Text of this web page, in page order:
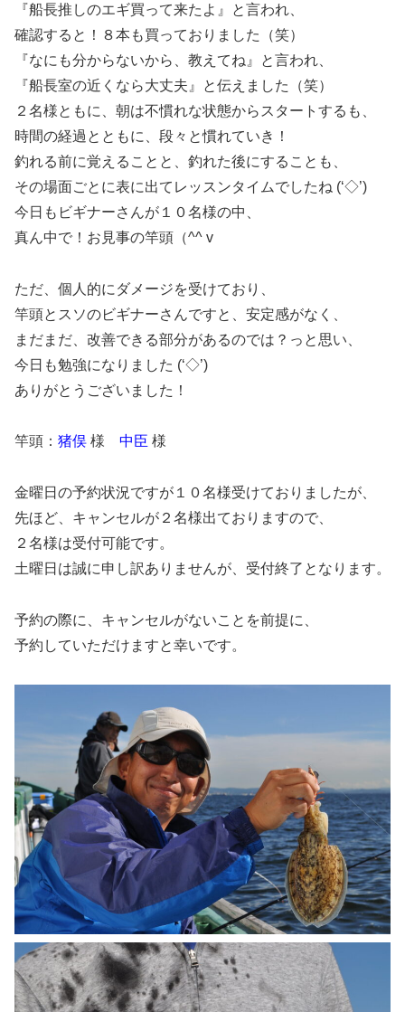
『船長推しのエギ買って来たよ』と言われ、
確認すると！８本も買っておりました（笑）
『なにも分からないから、教えてね』と言われ、
『船長室の近くなら大丈夫』と伝えました（笑）
２名様ともに、朝は不慣れな状態からスタートするも、
時間の経過とともに、段々と慣れていき！
釣れる前に覚えることと、釣れた後にすることも、
その場面ごとに表に出てレッスンタイムでしたね (‘◇’)ゞ
今日もビギナーさんが１０名様の中、
真ん中で！お見事の竿頭（^^ v
ただ、個人的にダメージを受けており、
竿頭とスソのビギナーさんですと、安定感がなく、
まだまだ、改善できる部分があるのでは？っと思い、
今日も勉強になりました (‘◇’)ゞ
ありがとうございました！
竿頭： 猪俣 様 中臣 様
金曜日の予約状況ですが１０名様受けておりましたが、
先ほど、キャンセルが２名様出ておりますので、
２名様は受付可能です。
土曜日は誠に申し訳ありませんが、受付終了となります。
予約の際に、キャンセルがないことを前提に、
予約していただけますと幸いです。